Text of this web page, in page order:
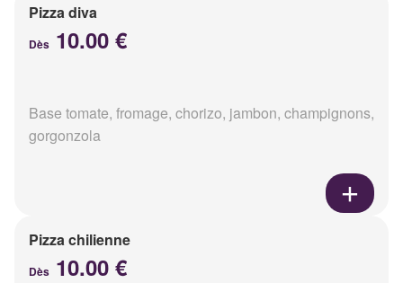
Pizza diva
Dès 10.00 €
Base tomate, fromage, chorizo, jambon, champignons,
gorgonzola
Pizza chilienne
Dès 10.00 €